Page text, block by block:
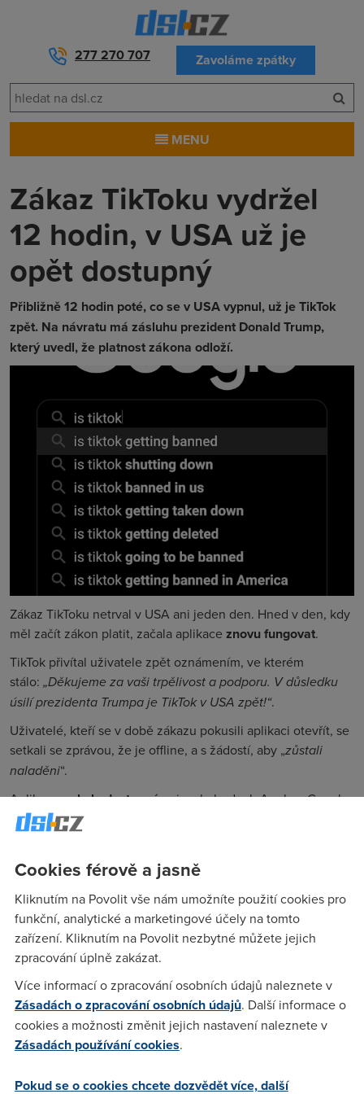
277 270 707 Zavoláme zpátky
MENU
Zákaz TikToku vydržel
12 hodin, v USA už je
opět dostupný
Přibližně 12 hodin poté, co se v USA vypnul, už je TikTok
zpět. Na návratu má zásluhu prezident Donald Trump,
který uvedl, že platnost zákona odloží.
Zákaz TikToku netrval v USA ani jeden den. Hned v den, kdy
měl začít zákon platit, začala aplikace znovu fungovat.
TikTok přivítal uživatele zpět oznámením, ve kterém
stálo: „Děkujeme za vaši trpělivost a podporu. V důsledku
úsilí prezidenta Trumpa je TikTok v USA zpět!“.
Uživatelé, kteří se v době zákazu pokusili aplikaci otevřít, se
setkali se zprávou, že je offline, a s žádostí, aby „zůstali
naladěni“.
Aplikacenebyla dostupnáani v obchodech Apple a Google
Play, stejně jako Lemon8 a CapCut, které rovněž vlastní
Již v neděli však Trump uvedl, že po své inauguraci v
tohoto zákona. A během několika hodin se přístup k aplikaci
a webovým stránkám TikToku začal americkým uživatelům
vracet.
umožnil obnovit přístup amerických uživatelů ještě před
podpisem jeho očekávaného exekutivního příkazu.
„Po dohodě s našimi poskytovateli služeb TikTok právě
našim poskytovatelům služeb poskytl potřebné ujištění, že
Cookies férově a jasně
Kliknutím na Povolit vše nám umožníte použití cookies pro
funkční, analytické a marketingové účely na tomto
zařízení. Kliknutím na Povolit nezbytné můžete jejich
zpracování úplně zakázat.
Více informací o zpracování osobních údajů naleznete v
Zásadách o zpracování osobních údajů. Další informace o
cookies a možnosti změnit jejich nastavení naleznete v
Zásadách používání cookies.
Pokud se o cookies chcete dozvědět více, další